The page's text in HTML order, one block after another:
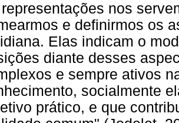
nos
e definirmos os
Elas indicam o
diante desses
e sempre ativos
socialmente
prático, e que